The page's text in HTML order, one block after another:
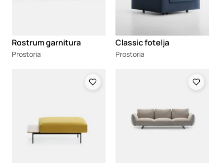
Rostrum garnitura
Prostoria
Classic fotelja
Prostoria